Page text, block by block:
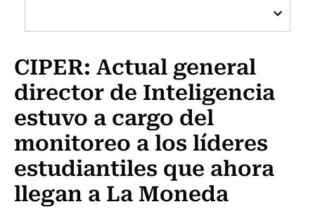
Programas Radio y TV Usach
CIPER: Actual general
director de Inteligencia
estuvo a cargo del
monitoreo a los líderes
estudiantiles que ahora
llegan a La Moneda